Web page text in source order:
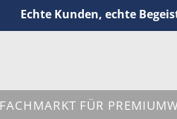
Echte Kunden, echte
FÜR